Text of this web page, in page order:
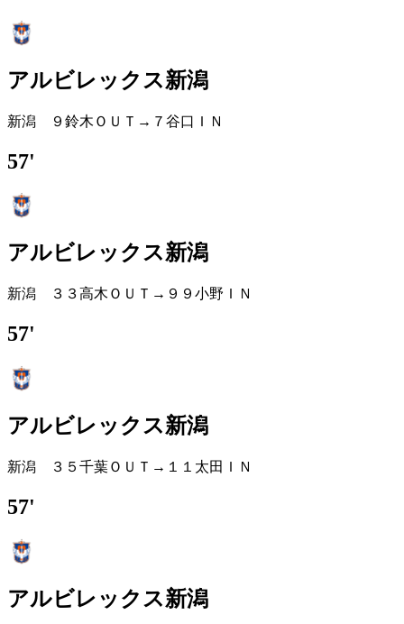
アルビレックス新潟
新潟 ９鈴木ＯＵＴ→７谷口ＩＮ
57'
アルビレックス新潟
新潟 ３３高木ＯＵＴ→９９小野ＩＮ
57'
アルビレックス新潟
新潟 ３５千葉ＯＵＴ→１１太田ＩＮ
57'
アルビレックス新潟